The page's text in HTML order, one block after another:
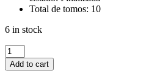
Total de tomos: 10
6 in stock
GIGANT
01
quantity
Add to cart